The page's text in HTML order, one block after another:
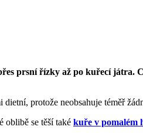
prsní řízky až po kuřecí játra.
protože neobsahuje téměř
oblibě se těší také kuře v pomalém